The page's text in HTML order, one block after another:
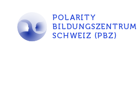
POLARITY
BILDUNGSZENTRUM
SCHWEIZ (PBZ)